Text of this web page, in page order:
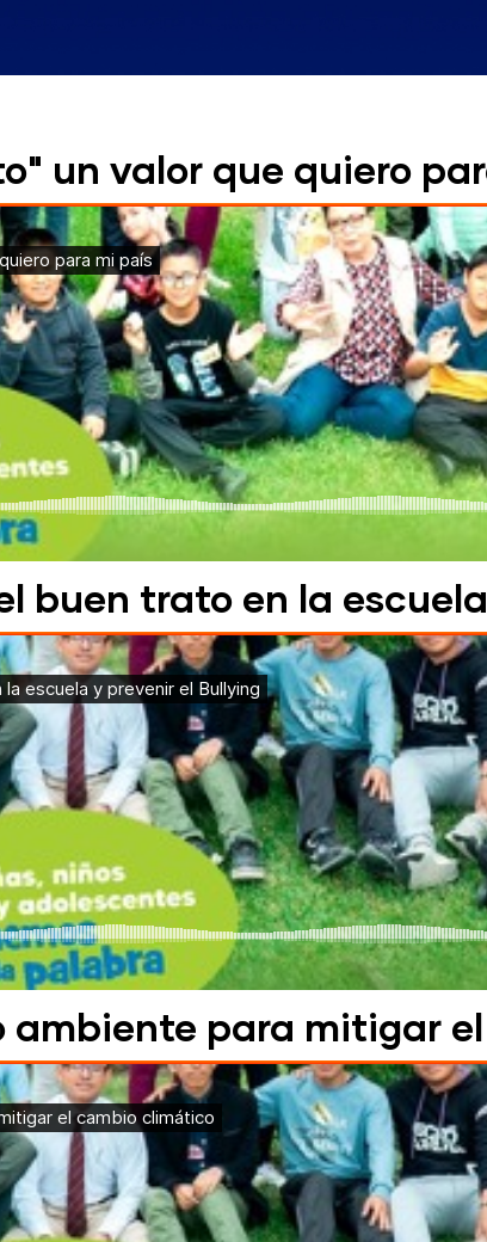
un valor que quiero
buen trato en la
ambiente para mitigar